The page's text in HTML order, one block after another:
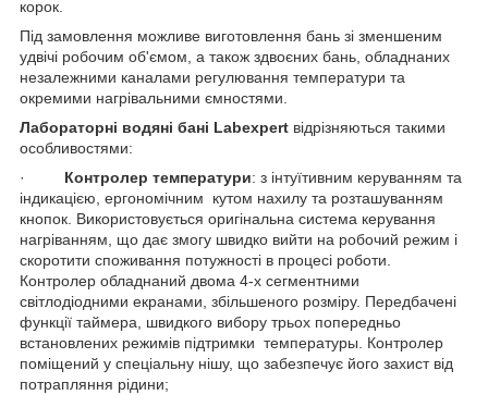
корок.
Під замовлення можливе виготовлення бань зі зменшеним
удвічі робочим об'ємом, а також здвоєних бань, обладнаних
незалежними каналами регулювання температури та
окремими нагрівальними ємностями.
Лабораторні водяні бані Labexpert відрізняються такими
особливостями:
· Контролер температури: з інтуїтивним керуванням та
індикацією, ергономічним кутом нахилу та розташуванням
кнопок. Використовується оригінальна система керування
нагріванням, що дає змогу швидко вийти на робочий режим і
скоротити споживання потужності в процесі роботи.
Контролер обладнаний двома 4-х сегментними
світлодіодними екранами, збільшеного розміру. Передбачені
функції таймера, швидкого вибору трьох попередньо
встановлених режимів підтримки температуры. Контролер
поміщений у спеціальну нішу, що забезпечує його захист від
потрапляння рідини;